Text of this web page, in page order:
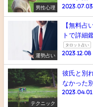
男性心理 2023.07.03
運勢占い
【無料占
トで詳細
タロット占い
2023.12.08
テクニック
彼氏と別
なかった
2023.04.01